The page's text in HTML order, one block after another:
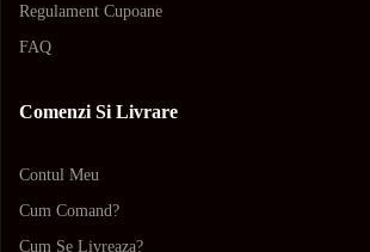
Regulament Cupoane
FAQ
Comenzi Si Livrare
Contul Meu
Cum Comand?
Cum Se Livreaza?